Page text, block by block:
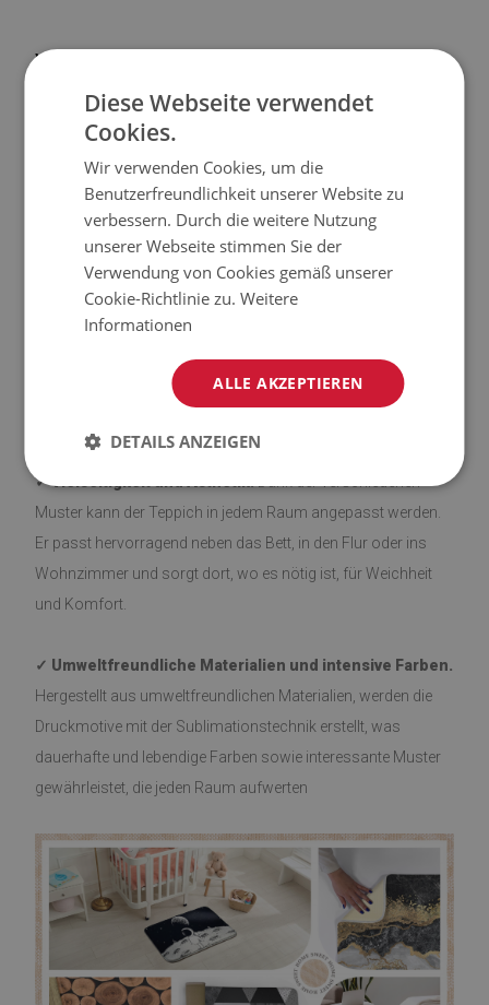
Vorteile unserer Teppiche
✓ Rutschfeste Unterseite
rutschfester Schicht sind sicher und stabil auf verschiedenen
Silikon beschichtet, um ein Verrutschen zu verhindern und
den Komfort zu erhöhen. Stellen Sie vor dem Auslegen sicher,
dass die Oberfläche glatt, sauber und trocken ist.
✓ Einfache Reinigung.Das weiche, kurze Flor erleichtert die
Reinigung und Hygiene des Teppichs, was ihn zu einem
✓ Vielseitigkeit und Ästhetik.
Muster kann der Teppich in jedem Raum angepasst werden.
Er passt hervorragend neben das Bett, in den Flur oder ins
Wohnzimmer und sorgt dort, wo es nötig ist, für Weichheit
und Komfort.
✓ Umweltfreundliche Materialien und intensive Farben.
Hergestellt aus umweltfreundlichen Materialien, werden die
Druckmotive mit der Sublimationstechnik erstellt, was
dauerhafte und lebendige Farben sowie interessante Muster
gewährleistet, die jeden Raum aufwerten
Diese Webseite verwendet
Cookies.
Wir verwenden Cookies, um die
Benutzerfreundlichkeit unserer Website zu
verbessern. Durch die weitere Nutzung
unserer Webseite stimmen Sie der
Verwendung von Cookies gemäß unserer
Cookie-Richtlinie zu.Weitere
Informationen
ALLE AKZEPTIEREN
DETAILS ANZEIGEN